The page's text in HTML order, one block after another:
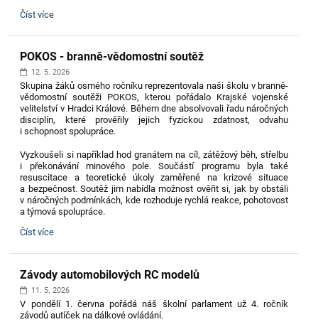
Život
hendikepem
inspirativní
přednáška
pro
žáky
8.
tříd:
Číst více
POKOS - branně-vědomostní soutěž
12. 5. 2026
Skupina žáků osmého ročníku reprezentovala naši školu v branně-
vědomostní soutěži POKOS, kterou pořádalo Krajské vojenské
velitelství v Hradci Králové. Během dne absolvovali řadu náročných
disciplín, které prověřily jejich fyzickou zdatnost, odvahu
i schopnost spolupráce.
Vyzkoušeli si například hod granátem na cíl, zátěžový běh, střelbu
i překonávání minového pole. Součástí programu byla také
resuscitace a teoretické úkoly zaměřené na krizové situace
a bezpečnost. Soutěž jim nabídla možnost ověřit si, jak by obstáli
v náročných podmínkách, kde rozhoduje rychlá reakce, pohotovost
a týmová spolupráce.
POKOS
branně-
soutěž:
Číst více
Závody automobilových RC modelů
11. 5. 2026
V pondělí 1. června pořádá náš školní parlament už 4. ročník
závodů autíček na dálkové ovládání.